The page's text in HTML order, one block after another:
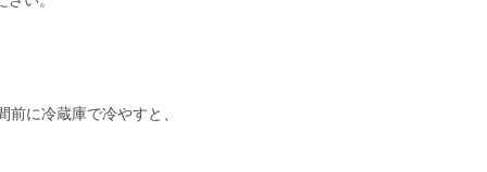
に冷蔵庫で冷やすと、